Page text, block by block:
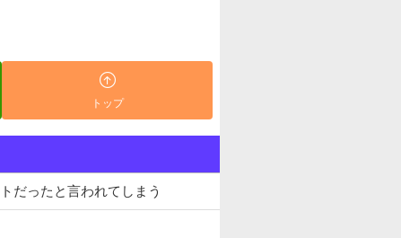
トップ
だったと言われてしまう